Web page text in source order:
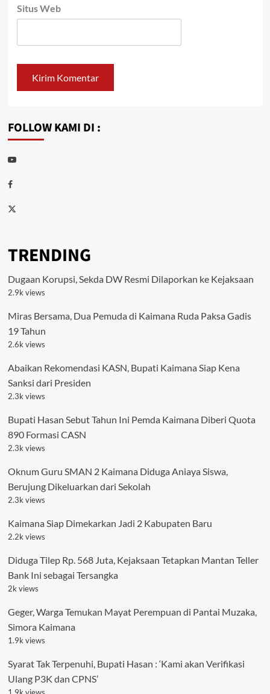
Situs Web
FOLLOW KAMI DI :
Youtube
Facebook
Twitter
TRENDING
Dugaan Korupsi, Sekda DW Resmi Dilaporkan ke Kejaksaan
2.9k views
Miras Bersama, Dua Pemuda di Kaimana Ruda Paksa Gadis
19 Tahun
2.6k views
Abaikan Rekomendasi KASN, Bupati Kaimana Siap Kena
Sanksi dari Presiden
2.3k views
Bupati Hasan Sebut Tahun Ini Pemda Kaimana Diberi Quota
890 Formasi CASN
2.3k views
Oknum Guru SMAN 2 Kaimana Diduga Aniaya Siswa,
Berujung Dikeluarkan dari Sekolah
2.3k views
Kaimana Siap Dimekarkan Jadi 2 Kabupaten Baru
2.2k views
Diduga Tilep Rp. 568 Juta, Kejaksaan Tetapkan Mantan Teller
Bank Ini sebagai Tersangka
2k views
Geger, Warga Temukan Mayat Perempuan di Pantai Muzaka,
Simora Kaimana
1.9k views
Syarat Tak Terpenuhi, Bupati Hasan : ‘Kami akan Verifikasi
Ulang P3K dan CPNS’